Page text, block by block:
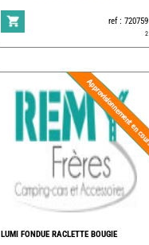
ref : 720759
2
LUMI FONDUE RACLETTE BOUGIE